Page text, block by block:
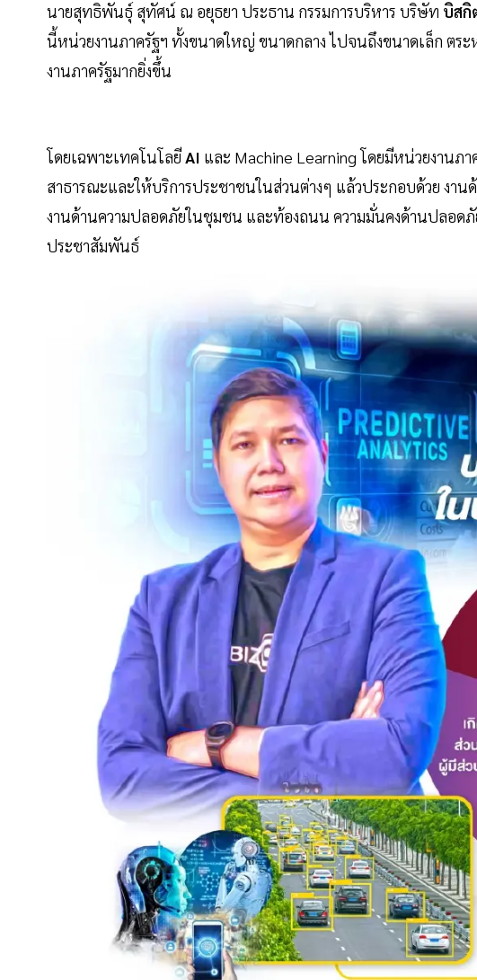
นายสุทธิพันธุ์ สุทัศน์ ณ อยุธยา ประธาน กรรมการบริหาร บริษัท บิสกิ
นี้หน่วยงานภาครัฐฯ ทั้งขนาดใหญ่ ขนาดกลาง ไปจนถึงขนาดเล็ก ตร
งานภาครัฐมากยิ่งขึ้น
โดยเฉพาะเทคโนโลยีAI และ Machine Learning โดยมีหน่วยงานภ
สาธารณะและให้บริการประชาชนในส่วนต่างๆ แล้วประกอบด้วย งา
งานด้านความปลอดภัยในชุมชน และท้องถนน ความมั่นคงด้านปลอด
ประชาสัมพันธ์